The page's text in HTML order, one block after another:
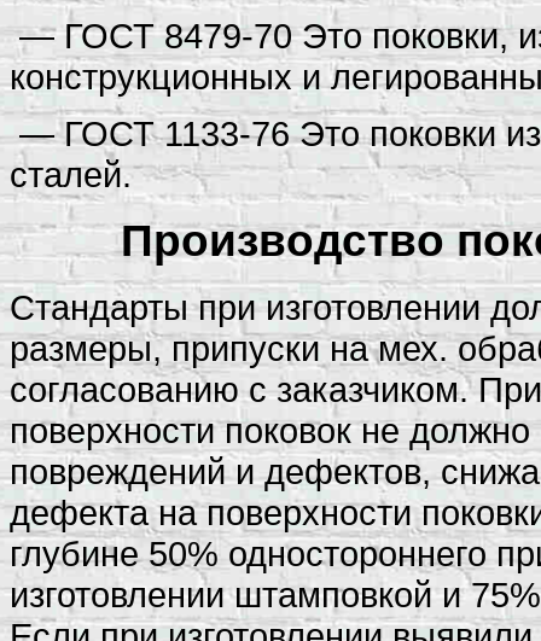
— ГОСТ 8479-70 Это поковки,
конструкционных и
— ГОСТ 1133-76 Это поковки из
сталей.
Производство
Стандарты при изготовлении
размеры, припуски на мех.
согласованию с заказчиком.
поверхности поковок не
повреждений и дефектов,
дефекта на поверхности
глубине 50% одностороннего
изготовлении штамповкой и